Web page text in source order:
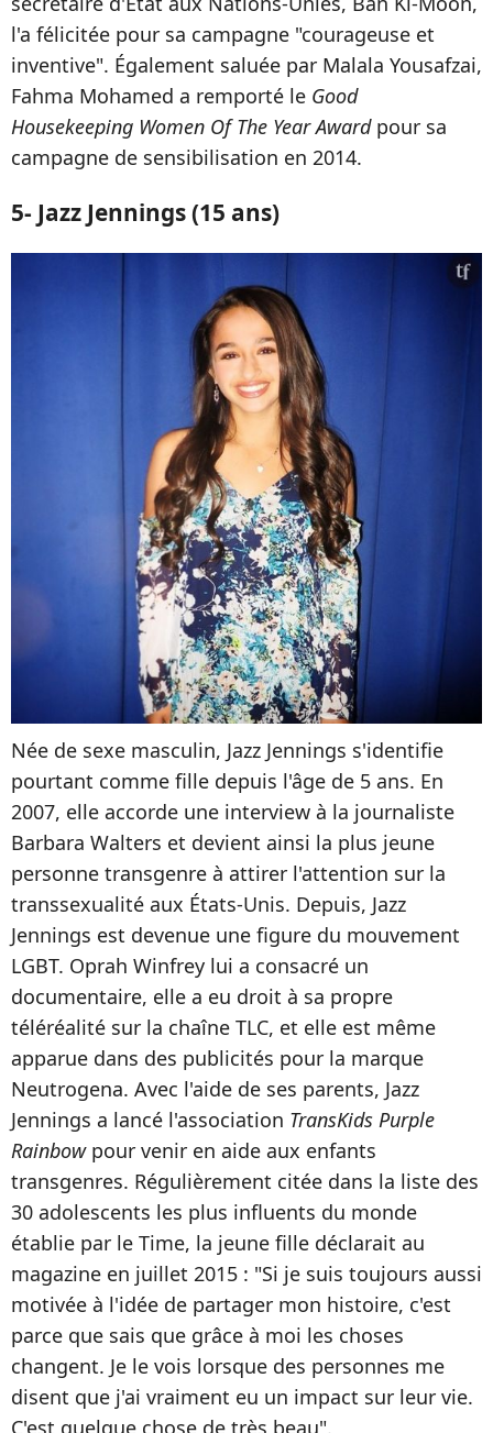
l'a félicitée pour sa campagne "courageuse et
inventive". Également saluée par Malala Yousafzai,
Fahma Mohamed a remporté le Good
Housekeeping Women Of The Year Awardpour sa
campagne de sensibilisation en 2014.
5- Jazz Jennings (15 ans)
Née de sexe masculin, Jazz Jennings s'identifie
pourtant comme fille depuis l'âge de 5 ans. En
2007, elle accorde une interview à la journaliste
Barbara Walters et devient ainsi la plus jeune
personne transgenre à attirer l'attention sur la
transsexualité aux États-Unis. Depuis, Jazz
Jennings est devenue une figure du mouvement
LGBT. Oprah Winfrey lui a consacré un
documentaire, elle a eu droit à sa propre
téléréalité sur la chaîne TLC, et elle est même
apparue dans des publicités pour la marque
Neutrogena. Avec l'aide de ses parents, Jazz
Jennings a lancé l'association TransKids Purple
Rainbowpour venir en aide aux enfants
transgenres. Régulièrement citée dans la liste des
30 adolescents les plus influents du monde
établie par le Time, la jeune fille déclarait au
magazine en juillet 2015 : "Si je suis toujours aussi
motivée à l'idée de partager mon histoire, c'est
parce que sais que grâce à moi les choses
changent. Je le vois lorsque des personnes me
disent que j'ai vraiment eu un impact sur leur vie.